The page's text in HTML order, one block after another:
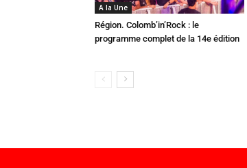
A la Une
Région. Colomb’in’Rock : le
programme complet de la 14e édition